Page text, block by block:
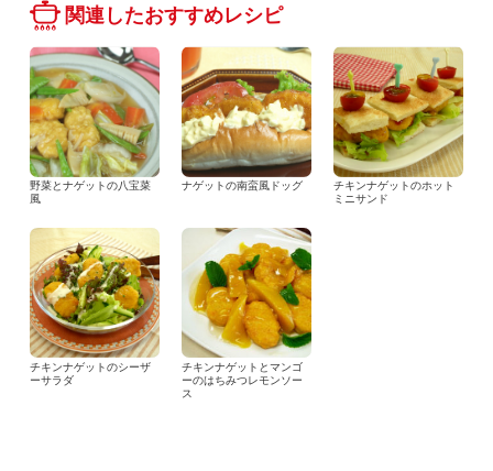
関連したおすすめレシピ
野菜とナゲットの八宝菜
風
ナゲットの南蛮風ドッグ
チキンナゲットのホット
ミニサンド
チキンナゲットのシーザ
ーサラダ
チキンナゲットとマンゴ
ーのはちみつレモンソー
ス